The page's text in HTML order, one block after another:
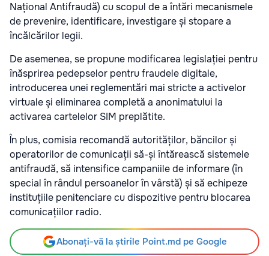
Național Antifraudă) cu scopul de a întări mecanismele
de prevenire, identificare, investigare și stopare a
încălcărilor legii.
De asemenea, se propune modificarea legislației pentru
înăsprirea pedepselor pentru fraudele digitale,
introducerea unei reglementări mai stricte a activelor
virtuale și eliminarea completă a anonimatului la
activarea cartelelor SIM preplătite.
În plus, comisia recomandă autorităților, băncilor și
operatorilor de comunicații să-și întărească sistemele
antifraudă, să intensifice campaniile de informare (în
special în rândul persoanelor în vârstă) și să echipeze
instituțiile penitenciare cu dispozitive pentru blocarea
comunicațiilor radio.
Abonați-vă la știrile Point.md pe Google